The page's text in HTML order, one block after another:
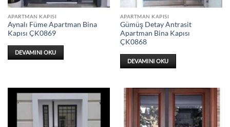
APARTMAN KAPISI
Aynalı Füme Apartman Bina
Kapısı ÇK0869
DEVAMINI OKU
APARTMAN KAPISI
Gümüş Detay Antrasit
Apartman Bina Kapısı
ÇK0868
DEVAMINI OKU